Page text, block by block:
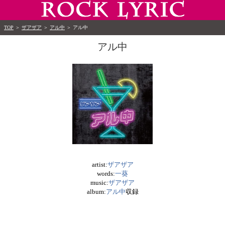
TOP ＞ ザアザア ＞ アル中 ＞ アル中
アル中
artist:ザアザア
words:一葵
music:ザアザア
album:アル中収録